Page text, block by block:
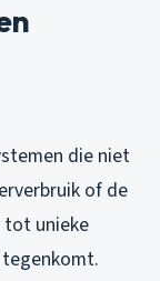
die niet
of de
tot unieke